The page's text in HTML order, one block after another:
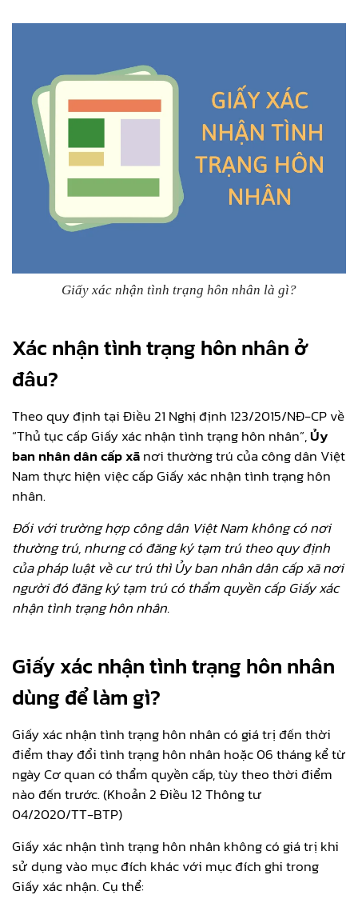
Giấy xác nhận tình trạng hôn nhân là gì?
Xác nhận tình trạng hôn nhân ở
đâu?
Theo quy định tại Điều 21 Nghị định 123/2015/NĐ-CP về
“Thủ tục cấp Giấy xác nhận tình trạng hôn nhân”,Ủy
ban nhân dân cấp xãnơi thường trú của công dân Việt
Nam thực hiện việc cấp Giấy xác nhận tình trạng hôn
nhân.
Đối với trường hợp công dân Việt Nam không có nơi
thường trú, nhưng có đăng ký tạm trú theo quy định
của pháp luật về cư trú thì Ủy ban nhân dân cấp xã nơi
người đó đăng ký tạm trú có thẩm quyền cấp Giấy xác
nhận tình trạng hôn nhân.
Giấy xác nhận tình trạng hôn nhân
dùng để làm gì?
Giấy xác nhận tình trạng hôn nhân có giá trị đến thời
điểm thay đổi tình trạng hôn nhân hoặc 06 tháng kể từ
ngày Cơ quan có thẩm quyền cấp, tùy theo thời điểm
nào đến trước. (Khoản 2 Điều 12 Thông tư
04/2020/TT-BTP)
Giấy xác nhận tình trạng hôn nhân không có giá trị khi
sử dụng vào mục đích khác với mục đích ghi trong
Giấy xác nhận. Cụ thể: